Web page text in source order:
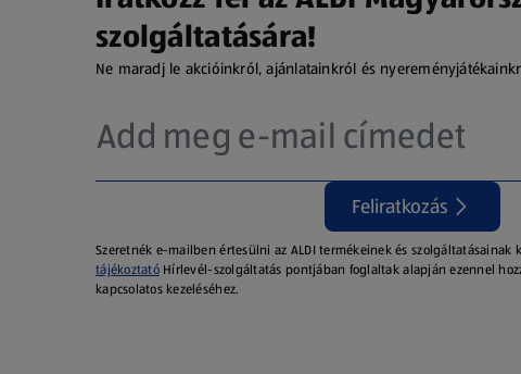
szolgáltatására!
Ne maradj le akcióinkról, ajánlatainkról és
Feliratkozás
Szeretnék e-mailben értesülni az ALDI termékeinek és szolgáltatásainak
tájékoztatóHírlevél-szolgáltatás pontjában foglaltak alapján ezennel
kapcsolatos kezeléséhez.